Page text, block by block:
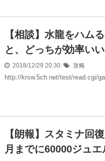
【相談】水龍をハム
と、どっちが効率い
2018/12/29 20:30 攻略
http://krsw.5ch.net/test/read.cgi/
【朗報】スタミナ
月までに60000ジュ